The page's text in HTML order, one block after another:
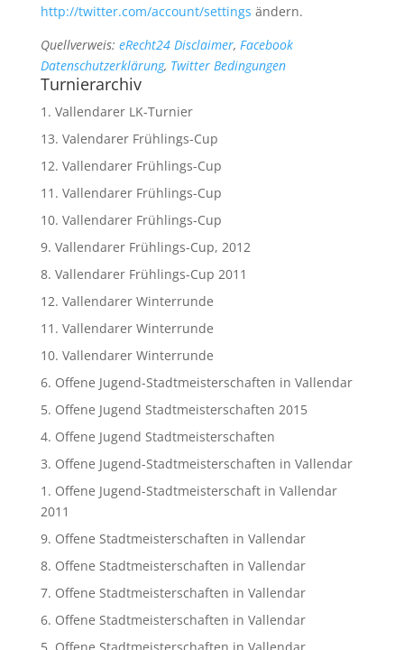
http://twitter.com/account/settings ändern.
Quellverweis: eRecht24 Disclaimer, Facebook
Datenschutzerklärung, Twitter Bedingungen
Turnierarchiv
1. Vallendarer LK-Turnier
13. Valendarer Frühlings-Cup
12. Vallendarer Frühlings-Cup
11. Vallendarer Frühlings-Cup
10. Vallendarer Frühlings-Cup
9. Vallendarer Frühlings-Cup, 2012
8. Vallendarer Frühlings-Cup 2011
12. Vallendarer Winterrunde
11. Vallendarer Winterrunde
10. Vallendarer Winterrunde
6. Offene Jugend-Stadtmeisterschaften in Vallendar
5. Offene Jugend Stadtmeisterschaften 2015
4. Offene Jugend Stadtmeisterschaften
3. Offene Jugend-Stadtmeisterschaften in Vallendar
1. Offene Jugend-Stadtmeisterschaft in Vallendar
2011
9. Offene Stadtmeisterschaften in Vallendar
8. Offene Stadtmeisterschaften in Vallendar
7. Offene Stadtmeisterschaften in Vallendar
6. Offene Stadtmeisterschaften in Vallendar